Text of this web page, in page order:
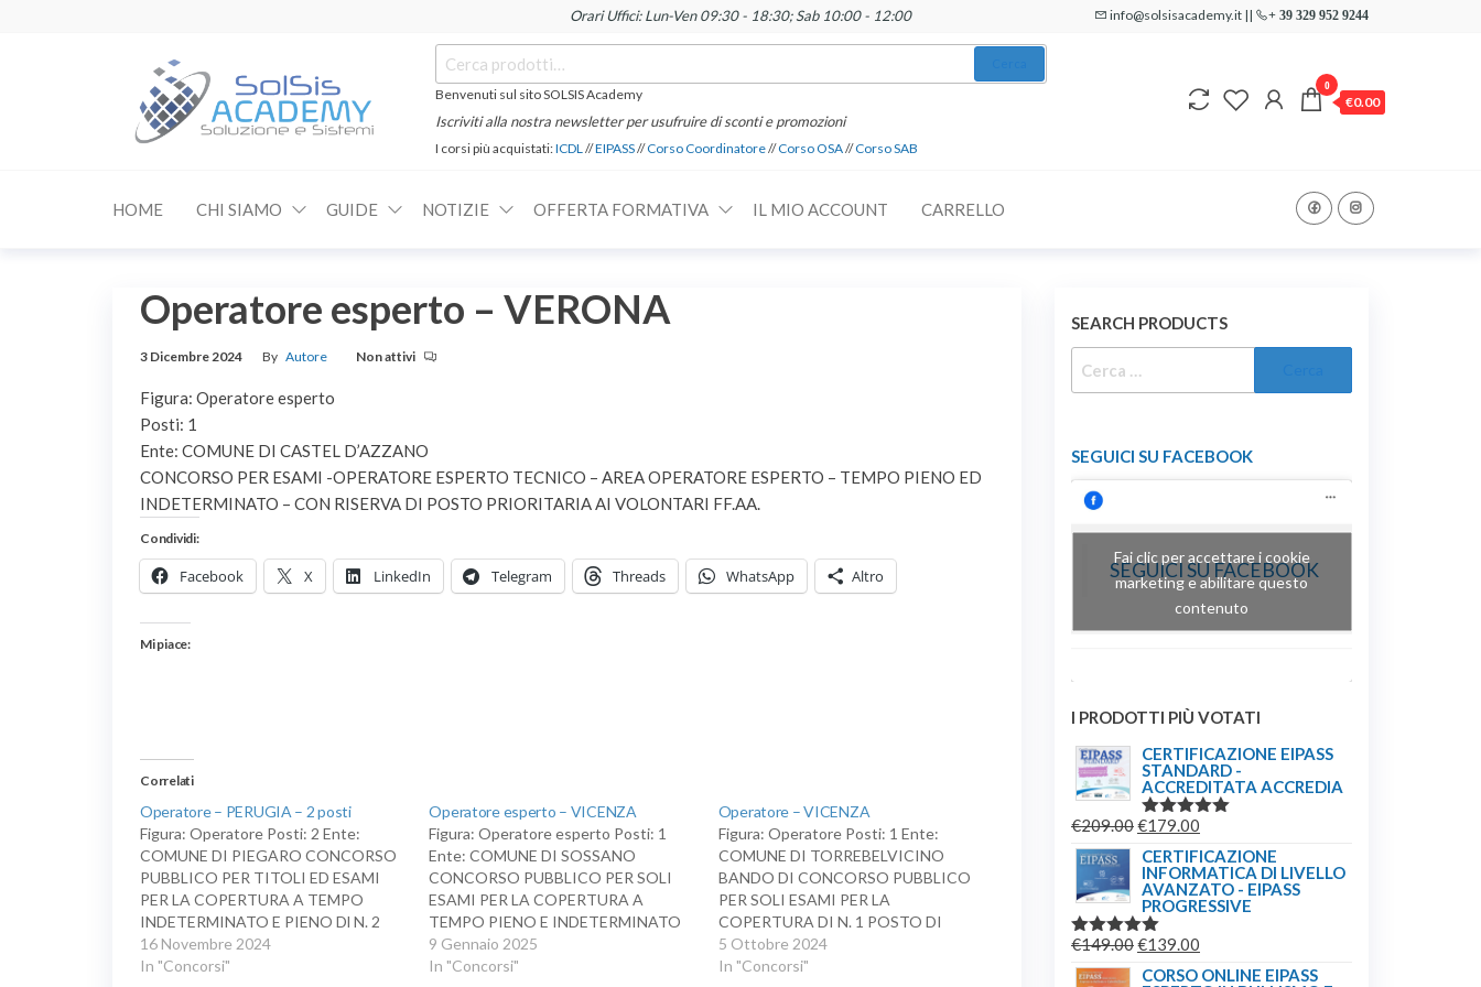
Orari Uffici: Lun-Ven 09:30 - 18:30; Sab 10:00 - 12:00 info@solsisacademy.it || + 39 329 952 9244
e
Cerca:
Benvenuti sul sito SOLSIS Academy
Iscriviti alla nostra newsletter per usufruire di sconti e promozioni
I corsi più acquistati:ICDL//EIPASS//Corso Coordinatore//Corso OSA//Corso SAB
0
€0.00
HOME CHI SIAMO GUIDE NOTIZIE OFFERTA FORMATIVA IL MIO ACCOUNT CARRELLO
Operatore esperto – VERONA
3 Dicembre 2024 By Autore Non attivi
Figura: Operatore esperto
Posti: 1
Ente: COMUNE DI CASTEL D’AZZANO
CONCORSO PER ESAMI -OPERATORE ESPERTO TECNICO – AREA OPERATORE ESPERTO – TEMPO PIENO ED
INDETERMINATO – CON RISERVA DI POSTO PRIORITARIA AI VOLONTARI FF.AA.
Condividi:
Facebook X LinkedIn Telegram Threads WhatsApp Altro
Mi piace:
Correlati
Operatore – PERUGIA – 2 posti
Figura: Operatore Posti: 2 Ente:
COMUNE DI PIEGARO CONCORSO
PUBBLICO PER TITOLI ED ESAMI
PER LA COPERTURA A TEMPO
INDETERMINATO E PIENO Dl N. 2
POSTI DI OPERAIO CON IL
PROFILO PROFESSIONALE Dl
16 Novembre 2024
In "Concorsi"
Operatore esperto – VICENZA
Figura: Operatore esperto Posti: 1
Ente: COMUNE DI SOSSANO
CONCORSO PUBBLICO PER SOLI
ESAMI PER LA COPERTURA A
TEMPO PIENO E INDETERMINATO
DI N. 1 (UNO) POSTO DI
OPERATORE ESPERTO –
9 Gennaio 2025
In "Concorsi"
Operatore – VICENZA
Figura: Operatore Posti: 1 Ente:
COMUNE DI TORREBELVICINO
BANDO DI CONCORSO PUBBLICO
PER SOLI ESAMI PER LA
COPERTURA DI N. 1 POSTO DI
OPERATORE ESPERTO TECNICO
SPECIALIZZATO - AREA DEGLI
5 Ottobre 2024
In "Concorsi"
SEARCH PRODUCTS
SEGUICI SU FACEBOOK
SEGUICI SU FACEBOOK
Fai clic per accettare i cookie
marketing e abilitare questo
contenuto
I PRODOTTI PIÙ VOTATI
CERTIFICAZIONE EIPASS
STANDARD -
ACCREDITATA ACCREDIA
VALUTATO
€209.00IL
PREZZO
ORIGINALE
ERA:
€209.00.
€179.00
PREZZO
ATTUALE
È:
CERTIFICAZIONE
INFORMATICA DI LIVELLO
AVANZATO - EIPASS
PROGRESSIVE
VALUTATO
5.00SU 5
€149.00IL
PREZZO
€139.00
PREZZO
CORSO ONLINE EIPASS